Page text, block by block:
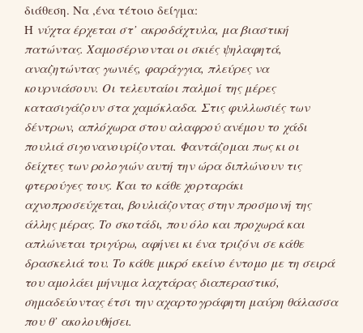
διάθεση. Να ,ένα τέτοιο δείγμα:
Η νύχτα έρχεται στ’ ακροδάχτυλα, μα βιαστική
πατώντας. Χαμοσέρνονται οι σκιές ψηλαφητά,
αναζητώντας γωνιές, φαράγγια, πλεύρες να
κουρνιάσουν. Οι τελευταίοι παλμοί της μέρες
κατασιγάζουν στα χαμόκλαδα. Στις φυλλωσιές των
δέντρων, απλόχωρα στου αλαφρού ανέμου το χάδι
πουλιά σιγονανουρίζονται. Φαντάζομαι πως κι οι
δείχτες των ρολογιών αυτή την ώρα διπλώνουν τις
φτερούγες τους. Και το κάθε χορταράκι
αχνοπροσεύχεται, βουλιάζοντας στην προσμονή της
άλλης μέρας. Το σκοτάδι, που όλο και προχωρά και
απλώνεται τριγύρω, αφήνει κι ένα τριζόνι σε κάθε
δρασκελιά του. Το κάθε μικρό εκείνο έντομο με τη σειρά
του αμολάει μήνυμα λαχτάρας διαπεραστικό,
σημαδεύοντας έτσι την αχαρτογράφητη μαύρη θάλασσα
που θ’ ακολουθήσει.